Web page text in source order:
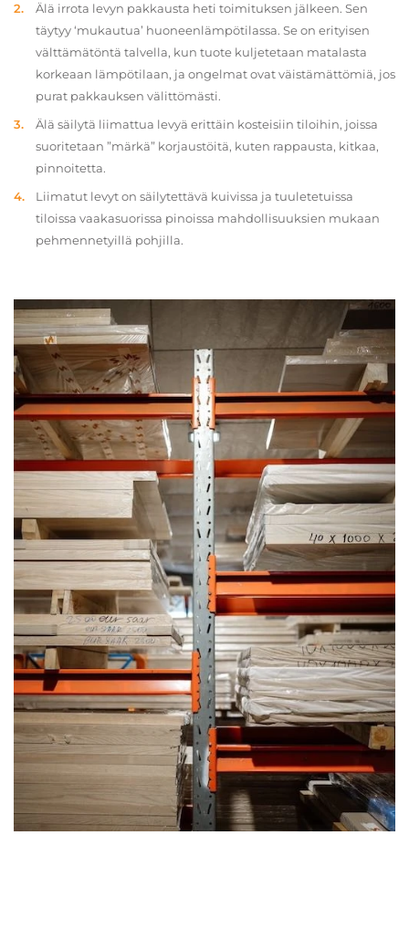
Älä irrota levyn pakkausta heti toimituksen jälkeen. Sen
täytyy ‘mukautua’ huoneenlämpötilassa. Se on erityisen
välttämätöntä talvella, kun tuote kuljetetaan matalasta
korkeaan lämpötilaan, ja ongelmat ovat väistämättömiä, jos
purat pakkauksen välittömästi.
Älä säilytä liimattua levyä erittäin kosteisiin tiloihin, joissa
suoritetaan ”märkä” korjaustöitä, kuten rappausta, kitkaa,
pinnoitetta.
Liimatut levyt on säilytettävä kuivissa ja tuuletetuissa
tiloissa vaakasuorissa pinoissa mahdollisuuksien mukaan
pehmennetyillä pohjilla.